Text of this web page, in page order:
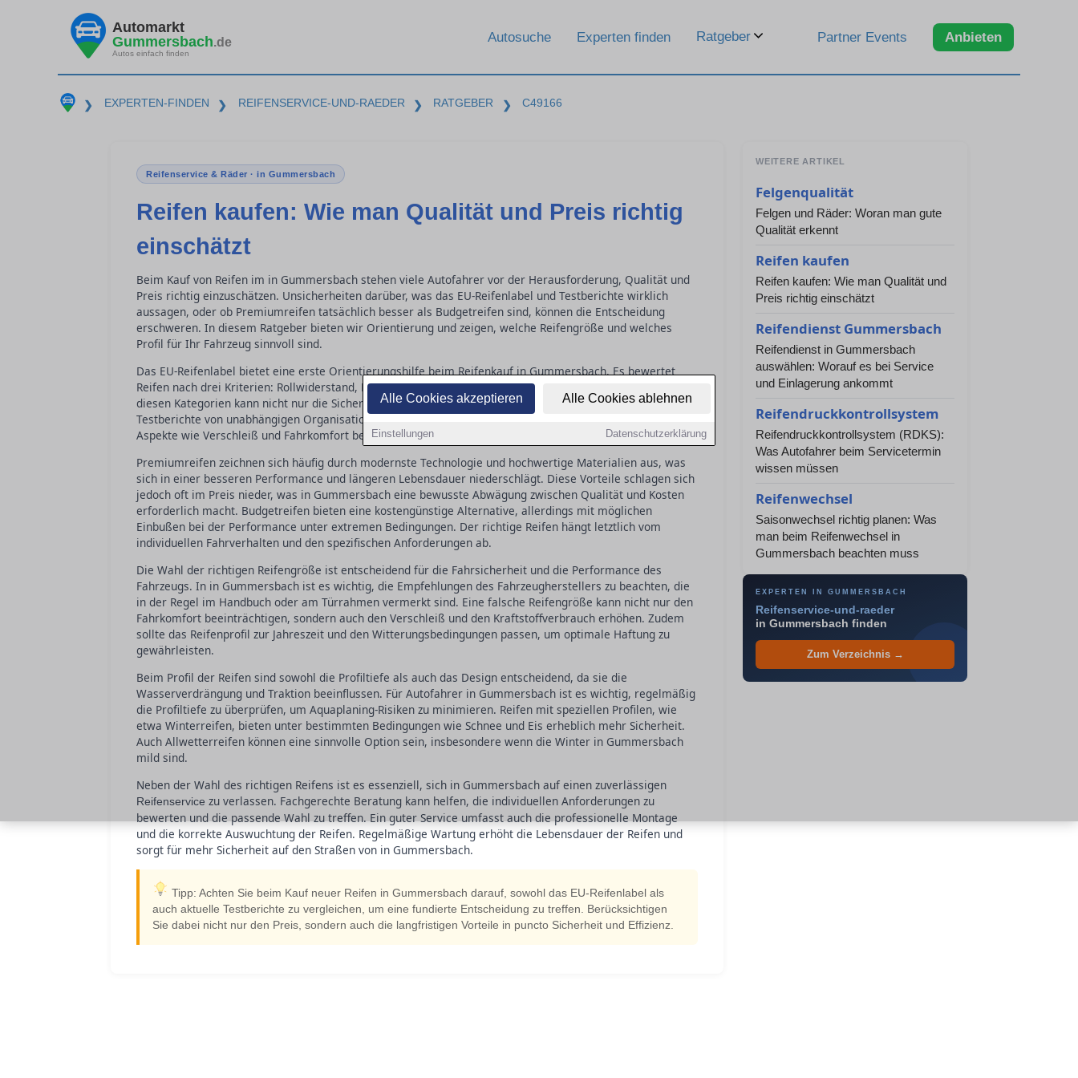
Alle Cookies akzeptieren Alle Cookies ablehnen
Einstellungen Datenschutzerklärung
Automarkt
Gummersbach.de
Autos einfach finden
Autosuche Experten finden Ratgeber Partner Events Anbieten
❯ EXPERTEN-FINDEN ❯ REIFENSERVICE-UND-RAEDER ❯ RATGEBER ❯ C49166
Reifenservice & Räder · in Gummersbach
Reifen kaufen: Wie man Qualität und Preis richtig
einschätzt
Beim Kauf von Reifen im in Gummersbach stehen viele Autofahrer vor der Herausforderung, Qualität und
Preis richtig einzuschätzen. Unsicherheiten darüber, was das EU-Reifenlabel und Testberichte wirklich
aussagen, oder ob Premiumreifen tatsächlich besser als Budgetreifen sind, können die Entscheidung
erschweren. In diesem Ratgeber bieten wir Orientierung und zeigen, welche Reifengröße und welches
Profil für Ihr Fahrzeug sinnvoll sind.
Das EU-Reifenlabel bietet eine erste Orientierungshilfe beim Reifenkauf in Gummersbach. Es bewertet
Reifen nach drei Kriterien: Rollwiderstand, Nasshaftung und externes Rollgeräusch. Eine gute Bewertung in
diesen Kategorien kann nicht nur die Sicherheit erhöhen, sondern auch den Kraftstoffverbrauch reduzieren.
Testberichte von unabhängigen Organisationen ergänzen diese Informationen, indem sie zusätzliche
Aspekte wie Verschleiß und Fahrkomfort berücksichtigen.
Premiumreifen zeichnen sich häufig durch modernste Technologie und hochwertige Materialien aus, was
sich in einer besseren Performance und längeren Lebensdauer niederschlägt. Diese Vorteile schlagen sich
jedoch oft im Preis nieder, was in Gummersbach eine bewusste Abwägung zwischen Qualität und Kosten
erforderlich macht. Budgetreifen bieten eine kostengünstige Alternative, allerdings mit möglichen
Einbußen bei der Performance unter extremen Bedingungen. Der richtige Reifen hängt letztlich vom
individuellen Fahrverhalten und den spezifischen Anforderungen ab.
Die Wahl der richtigen Reifengröße ist entscheidend für die Fahrsicherheit und die Performance des
Fahrzeugs. In in Gummersbach ist es wichtig, die Empfehlungen des Fahrzeugherstellers zu beachten, die
in der Regel im Handbuch oder am Türrahmen vermerkt sind. Eine falsche Reifengröße kann nicht nur den
Fahrkomfort beeinträchtigen, sondern auch den Verschleiß und den Kraftstoffverbrauch erhöhen. Zudem
sollte das Reifenprofil zur Jahreszeit und den Witterungsbedingungen passen, um optimale Haftung zu
gewährleisten.
Beim Profil der Reifen sind sowohl die Profiltiefe als auch das Design entscheidend, da sie die
Wasserverdrängung und Traktion beeinflussen. Für Autofahrer in Gummersbach ist es wichtig, regelmäßig
die Profiltiefe zu überprüfen, um Aquaplaning-Risiken zu minimieren. Reifen mit speziellen Profilen, wie
etwa Winterreifen, bieten unter bestimmten Bedingungen wie Schnee und Eis erheblich mehr Sicherheit.
Auch Allwetterreifen können eine sinnvolle Option sein, insbesondere wenn die Winter in Gummersbach
mild sind.
Neben der Wahl des richtigen Reifens ist es essenziell, sich in Gummersbach auf einen zuverlässigen
Reifenservice zu verlassen. Fachgerechte Beratung kann helfen, die individuellen Anforderungen zu
bewerten und die passende Wahl zu treffen. Ein guter Service umfasst auch die professionelle Montage
und die korrekte Auswuchtung der Reifen. Regelmäßige Wartung erhöht die Lebensdauer der Reifen und
sorgt für mehr Sicherheit auf den Straßen von in Gummersbach.
Tipp: Achten Sie beim Kauf neuer Reifen in Gummersbach darauf, sowohl das EU-Reifenlabel als
auch aktuelle Testberichte zu vergleichen, um eine fundierte Entscheidung zu treffen. Berücksichtigen
Sie dabei nicht nur den Preis, sondern auch die langfristigen Vorteile in puncto Sicherheit und Effizienz.
WEITERE ARTIKEL
Felgenqualität
Felgen und Räder: Woran man gute
Qualität erkennt
Reifen kaufen
Reifen kaufen: Wie man Qualität und
Preis richtig einschätzt
Reifendienst Gummersbach
Reifendienst in Gummersbach
auswählen: Worauf es bei Service
und Einlagerung ankommt
Reifendruckkontrollsystem
Reifendruckkontrollsystem (RDKS):
Was Autofahrer beim Servicetermin
wissen müssen
Reifenwechsel
Saisonwechsel richtig planen: Was
man beim Reifenwechsel in
Gummersbach beachten muss
EXPERTEN IN GUMMERSBACH
Reifenservice-und-raeder
in Gummersbach finden
Zum Verzeichnis →